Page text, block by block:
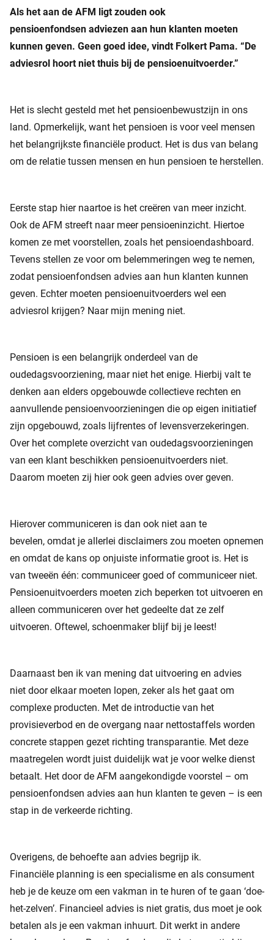
Als het aan de AFM ligt zouden ook
pensioenfondsen adviezen aan hun klanten moeten
kunnen geven. Geen goed idee, vindt Folkert Pama. “De
adviesrol hoort niet thuis bij de pensioenuitvoerder.”
Het is slecht gesteld met het pensioenbewustzijn in ons
land. Opmerkelijk, want het pensioen is voor veel mensen
het belangrijkste financiële product. Het is dus van belang
om de relatie tussen mensen en hun pensioen te herstellen.
Eerste stap hier naartoe is het creëren van meer inzicht.
Ook de AFM streeft naar meer pensioeninzicht. Hiertoe
komen ze met voorstellen, zoals het pensioendashboard.
Tevens stellen ze voor om belemmeringen weg te nemen,
zodat pensioenfondsen advies aan hun klanten kunnen
geven. Echter moeten pensioenuitvoerders wel een
adviesrol krijgen? Naar mijn mening niet.
Pensioen is een belangrijk onderdeel van de
oudedagsvoorziening, maar niet het enige. Hierbij valt te
denken aan elders opgebouwde collectieve rechten en
aanvullende pensioenvoorzieningen die op eigen initiatief
zijn opgebouwd, zoals lijfrentes of levensverzekeringen.
Over het complete overzicht van oudedagsvoorzieningen
van een klant beschikken pensioenuitvoerders niet.
Daarom moeten zij hier ook geen advies over geven.
Hierover communiceren is dan ook niet aan te
bevelen, omdat je allerlei disclaimers zou moeten opnemen
en omdat de kans op onjuiste informatie groot is. Het is
van tweeën één: communiceer goed of communiceer niet.
Pensioenuitvoerders moeten zich beperken tot uitvoeren en
alleen communiceren over het gedeelte dat ze zelf
uitvoeren. Oftewel, schoenmaker blijf bij je leest!
Daarnaast ben ik van mening dat uitvoering en advies
niet door elkaar moeten lopen, zeker als het gaat om
complexe producten. Met de introductie van het
provisieverbod en de overgang naar nettostaffels worden
concrete stappen gezet richting transparantie. Met deze
maatregelen wordt juist duidelijk wat je voor welke dienst
betaalt. Het door de AFM aangekondigde voorstel – om
pensioenfondsen advies aan hun klanten te geven – is een
stap in de verkeerde richting.
Overigens, de behoefte aan advies begrijp ik.
Financiële planning is een specialisme en als consument
heb je de keuze om een vakman in te huren of te gaan ‘doe-
het-zelven’. Financieel advies is niet gratis, dus moet je ook
betalen als je een vakman inhuurt. Dit werkt in andere